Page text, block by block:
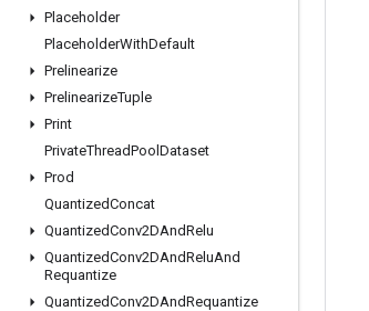
Placeholder
PlaceholderWithDefault
Prelinearize
PrelinearizeTuple
Print
PrivateThreadPool Dataset
Prod
QuantizedConcat
QuantizedConv2DAndRelu
QuantizedConv2DAndReluAnd
Requantize
QuantizedConv2DAndRequantize